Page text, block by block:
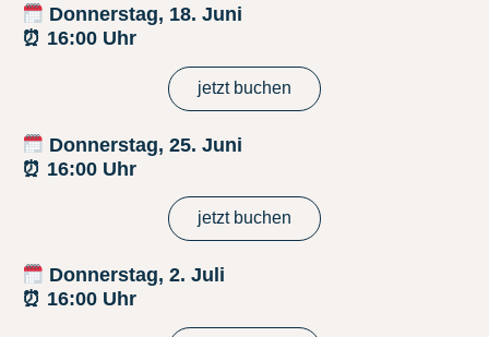
Donnerstag, 18. Juni
⏰ 16:00 Uhr
jetzt buchen
Donnerstag, 25. Juni
⏰ 16:00 Uhr
jetzt buchen
Donnerstag, 2. Juli
⏰ 16:00 Uhr